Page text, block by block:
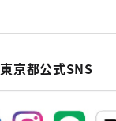
東京都公式SNS